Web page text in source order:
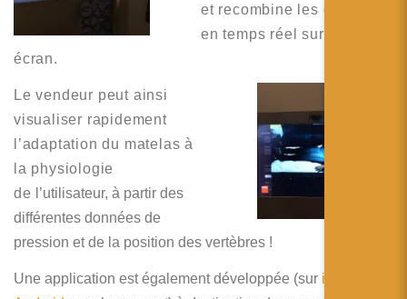
et recombine les données
en temps réel sur un
écran.
Le vendeur peut ainsi
visualiser rapidement
l’adaptation du matelas à
la physiologie
de
l’utilisateur, à partir des
différentes données de
pression et de la position des vertèbres !
Une application est également développée (sur iOs